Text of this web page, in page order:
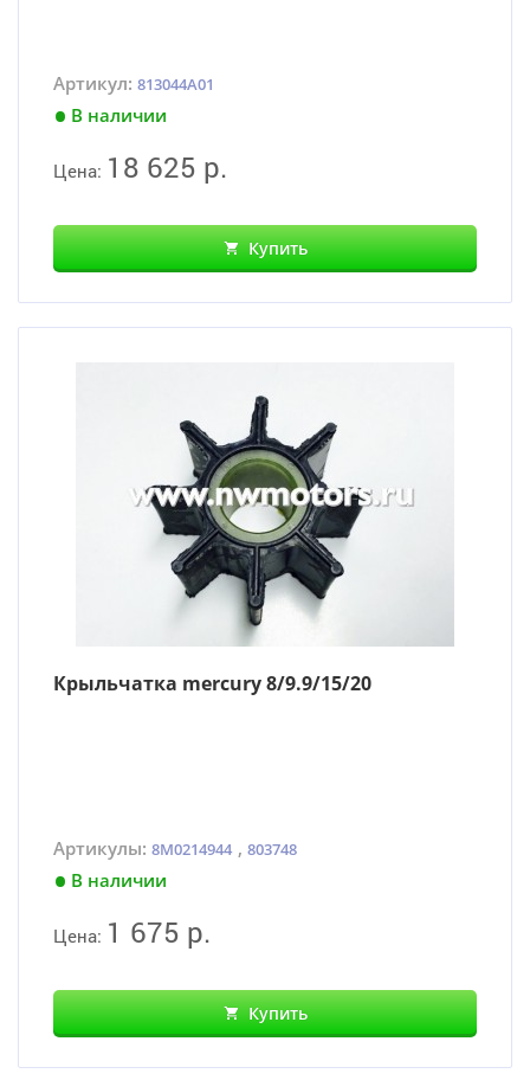
Артикул: 813044A01
В наличии
Цена: 18 625 р.
Купить
Крыльчатка mercury 8/9.9/15/20
Артикулы: 8M0214944 , 803748
В наличии
Цена: 1 675 р.
Купить